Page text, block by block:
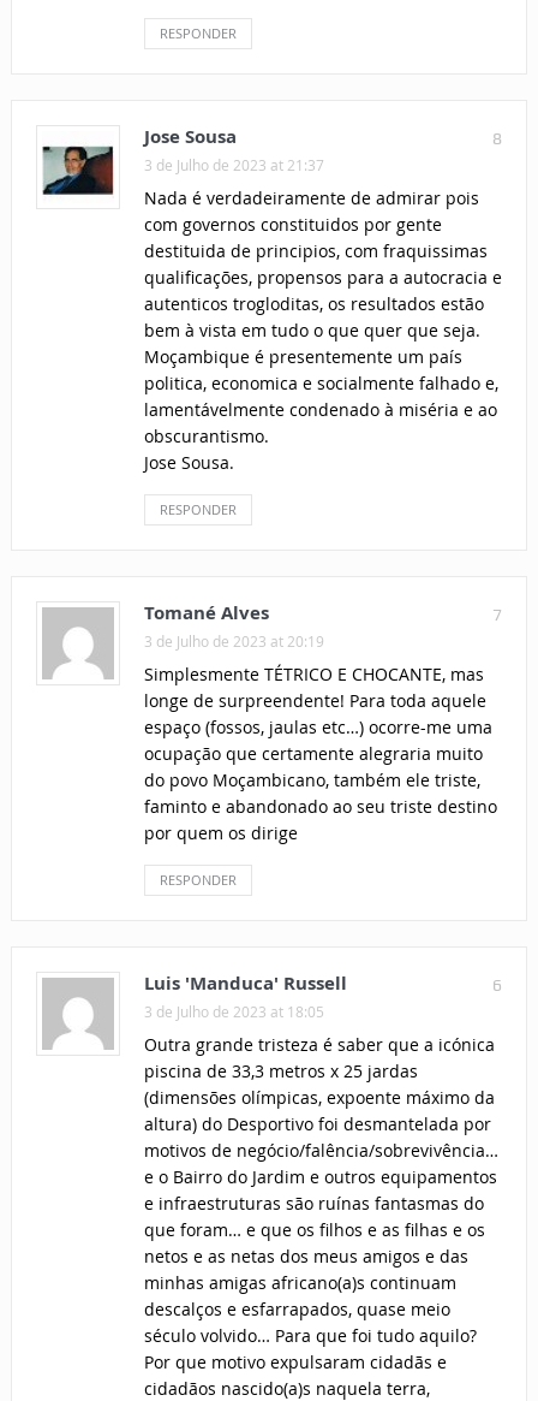
RESPONDER
8
Jose Sousa
3 de Julho de 2023 at 21:37
Nada é verdadeiramente de admirar pois
com governos constituidos por gente
destituida de principios, com fraquissimas
qualificações, propensos para a autocracia e
autenticos trogloditas, os resultados estão
bem à vista em tudo o que quer que seja.
Moçambique é presentemente um país
politica, economica e socialmente falhado e,
lamentávelmente condenado à miséria e ao
obscurantismo.
Jose Sousa.
RESPONDER
7
Tomané Alves
3 de Julho de 2023 at 20:19
Simplesmente TÉTRICO E CHOCANTE, mas
longe de surpreendente! Para toda aquele
espaço (fossos, jaulas etc…) ocorre-me uma
ocupação que certamente alegraria muito
do povo Moçambicano, também ele triste,
faminto e abandonado ao seu triste destino
por quem os dirige
RESPONDER
6
Luis 'Manduca' Russell
3 de Julho de 2023 at 18:05
Outra grande tristeza é saber que a icónica
piscina de 33,3 metros x 25 jardas
(dimensões olímpicas, expoente máximo da
altura) do Desportivo foi desmantelada por
motivos de negócio/falência/sobrevivência…
e o Bairro do Jardim e outros equipamentos
e infraestruturas são ruínas fantasmas do
que foram… e que os filhos e as filhas e os
netos e as netas dos meus amigos e das
minhas amigas africano(a)s continuam
descalços e esfarrapados, quase meio
século volvido… Para que foi tudo aquilo?
Por que motivo expulsaram cidadãs e
cidadãos nascido(a)s naquela terra,